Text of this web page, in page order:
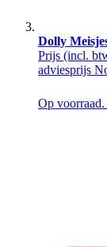
Dolly
Prijs (incl.
adviesprijs
Op